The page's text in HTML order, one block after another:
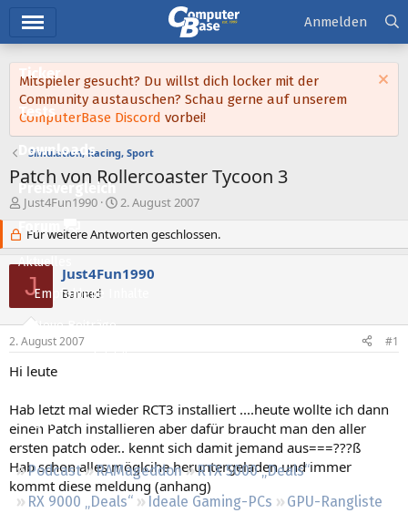
Ticker
Tests
Downloads
Preisvergleich
Forum
Aktuelles
Empfohlene Inhalte
Neue Beiträge
Neueste Aktivitäten
Regeln
Podcast RAMageddon
RTX 5000 „Deals“
RX 9000 „Deals“
Ideale Gaming-PCs
GPU-Rangliste
Anmelden
Mitspieler gesucht? Du willst dich locker mit der
Community austauschen? Schau gerne auf unserem
ComputerBase Discord vorbei!
Simulation, Racing, Sport
Patch von Rollercoaster Tycoon 3
E
r
s
t
e
e
Just4Fun1990
E
s
t
e
l
m
2. August 2007
Für weitere Antworten geschlossen.
J Just4Fun1990
Banned
2. August 2007 #1
Hi leute
Hab letzt mal wieder RCT3 installiert ....heute wollte ich dann
einen Patch installieren aber dafür braucht man den aller
ersten patch oder.. kennt sich damit jemand aus===???ß
Hab schon alles möglcihe heruntergeladen und immer
kommt diese meldung (anhang)